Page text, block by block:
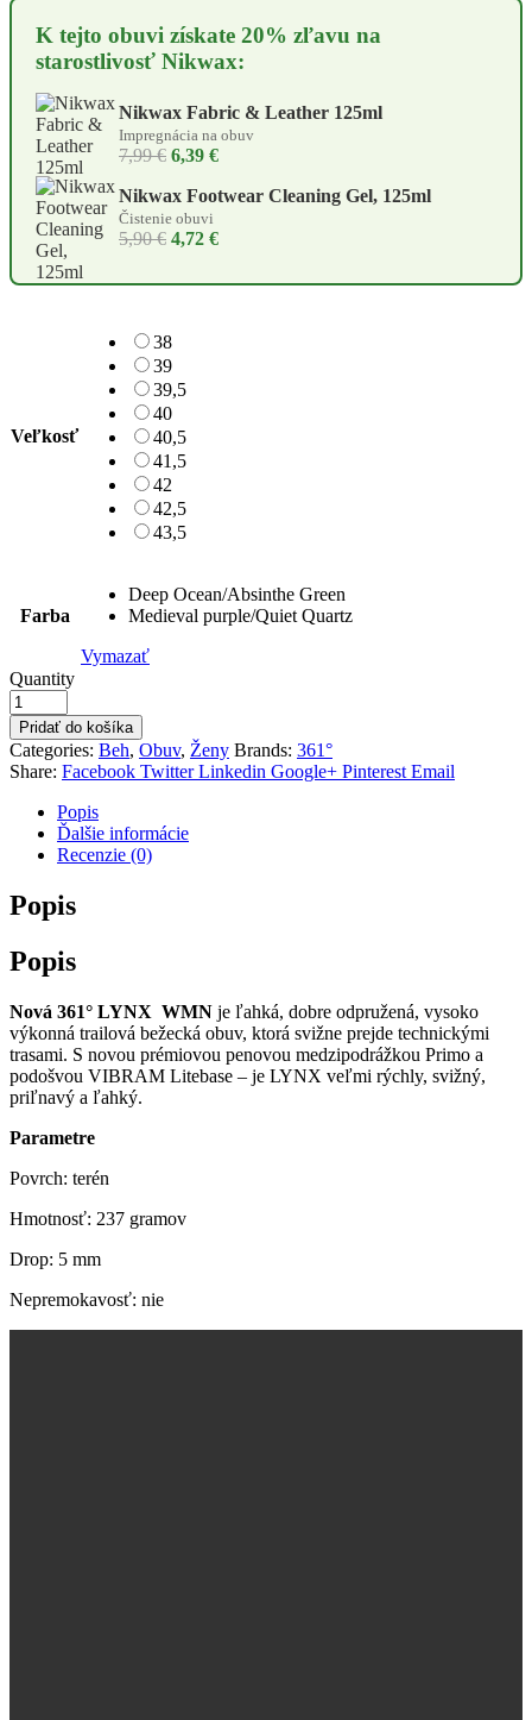
K tejto obuvi získate 20% zľavu na
starostlivosť Nikwax:
Nikwax Fabric & Leather 125ml
Impregnácia na obuv
7,99 € 6,39 €
Nikwax Footwear Cleaning Gel, 125ml
Čistenie obuvi
5,90 € 4,72 €
Veľkosť
38
39
39,5
40
40,5
41,5
42
42,5
43,5
Farba
Deep Ocean/Absinthe Green
Medieval purple/Quiet Quartz
Vymazať
Quantity
Pridať do košíka
Categories: Beh, Obuv, Ženy Brands: 361°
Share: Facebook Twitter Linkedin Google+ Pinterest Email
Popis
Ďalšie informácie
Recenzie (0)
Popis
Popis
Nová 361° LYNX WMN je ľahká, dobre odpružená, vysoko
výkonná trailová bežecká obuv, ktorá svižne prejde technickými
trasami. S novou prémiovou penovou medzipodrážkou Primo a
podošvou VIBRAM Litebase – je LYNX veľmi rýchly, svižný,
priľnavý a ľahký.
Parametre
Povrch: terén
Hmotnosť: 237 gramov
Drop: 5 mm
Nepremokavosť: nie